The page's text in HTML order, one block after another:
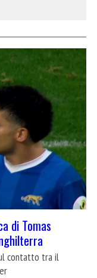
di Tomas
contatto tra il